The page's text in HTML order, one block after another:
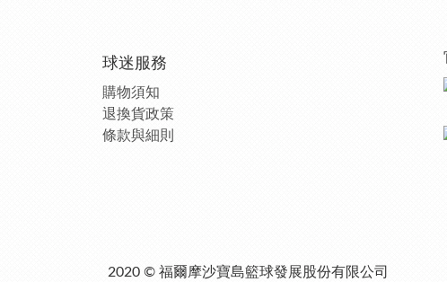
球迷服務
購物須知
退換貨政策
條款與細則
2020 © 福爾摩沙寶島籃球發展股份有限公司